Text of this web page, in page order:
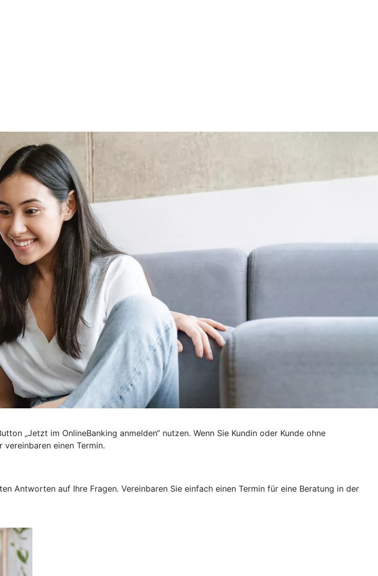
„Jetzt im OnlineBanking anmelden“ nutzen. Wenn Sie Kundin oder Kunde ohne
einen Termin.
Antworten auf Ihre Fragen. Vereinbaren Sie einfach einen Termin für eine Beratung in der